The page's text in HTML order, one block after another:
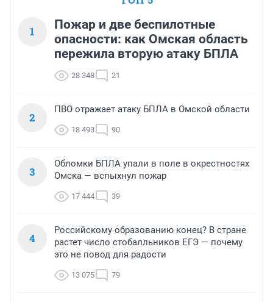
1
Пожар и две беспилотные
опасности: как Омская область
пережила вторую атаку БПЛА
28 348 21
2
ПВО отражает атаку БПЛА в Омской области
18 493 90
3
Обломки БПЛА упали в поле в окрестностях
Омска — вспыхнул пожар
17 444 39
4
Российскому образованию конец? В стране
растет число стобалльников ЕГЭ — почему
это не повод для радости
13 075 79